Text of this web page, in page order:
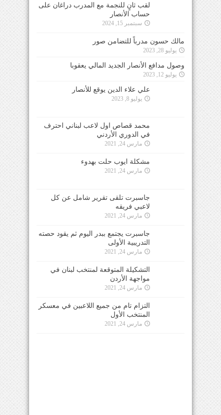
لقب ثانٍ للنجمة مع المدرب دراغان على
حساب الأنصار
سبتمبر 15, 2024
مالك حسون مدرباً للتضامن صور
يوليو 28, 2023
وصول مدافع الأنصار الجديد المالي يعقوبا
يوليو 12, 2023
علي علاء الدين يوقع للأنصار
يوليو 8, 2023
محمد قصاص اول لاعب لبناني احترف
في الدوري الأردني
مارس 24, 2021
مشكلة ايوب حلت بهدوء
مارس 24, 2021
جاسبرت تلقى تقرير شامل عن كل
لاعبي فريقه
مارس 24, 2021
جاسبرت يجتمع ببدر اليوم ثم يقود حصته
التدريبية الأولى
مارس 24, 2021
التشكيلة المتوقعة لمنتخب لبنان في
مواجهة الأردن
مارس 24, 2021
التزام تام من جميع اللاعبين في معسكر
المنتخب الأول
مارس 24, 2021